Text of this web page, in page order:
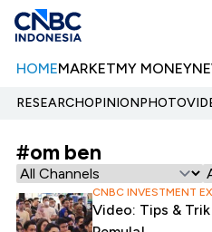
HOMEMARKETMY MONEY
RESEARCHOPINIONPHOTO
#om ben
CNBC INVESTMENT
Video: Tips &